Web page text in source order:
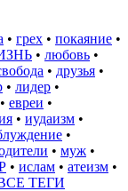
• грех • покаяние •
• любовь •
• друзья •
• лидер •
• евреи •
• иудаизм •
•
• муж •
• ислам • атеизм •
ТЕГИ